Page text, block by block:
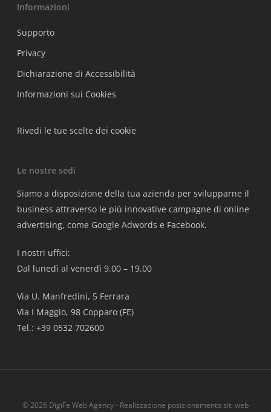
Informazioni
Supporto
Privacy
Dichiarazione di Accessibilità
Informazioni sui Cookies
Rivedi le tue scelte dei cookie
Le nostre sedi
Siamo a disposizione della tua azienda per svilupparne il
business attraverso le più innovative campagne di online
advertising, come Google Adwords e Facebook.
I nostri uffici:
Dal lunedì al venerdì 9.00 – 19.00
Via U. Manfredini, 5 Ferrara
Via I Maggio, 98 Copparo (FE)
Tel.: +39 0532 702600
© 2026 DigiFe Web Agency - Realizzazione posizionamento siti web